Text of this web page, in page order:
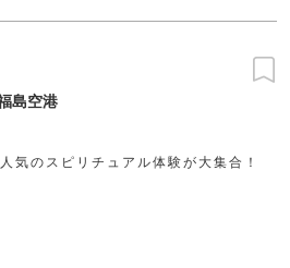
島空港
人気のスピリチュアル体験が大集合！